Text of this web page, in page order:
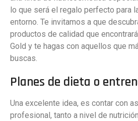
lo que será el regalo perfecto para
entorno. Te invitamos a que
productos de calidad que
Gold y te hagas con aquellos que
buscas.
Planes de dieta o
Una excelente idea, es contar con
profesional, tanto a nivel de